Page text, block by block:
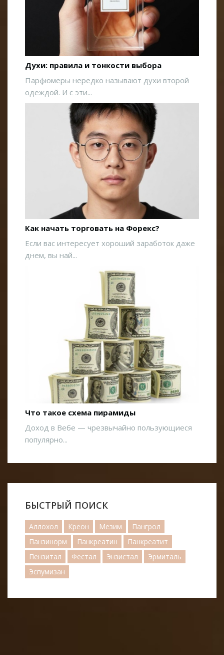
Духи: правила и тонкости выбора
Парфюмеры нередко называют духи второй
одеждой. И с эти...
Как начать торговать на Форекс?
Если вас интересует хороший заработок даже
днем, вы най...
Что такое схема пирамиды
Доход в Вебе — чрезвычайно пользующиеся
популярно...
БЫСТРЫЙ ПОИСК
Аллохол Креон Мезим
Пангрол
Панзинорм
Панкреатин
Панкреатит
Пензитал
Фестал Энзистал
Эрмиталь
Эспумизан